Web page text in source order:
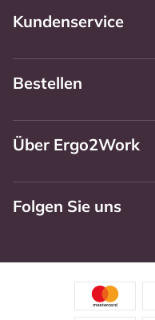
Kundenservice
Bestellen
Über Ergo2Work
Folgen Sie uns